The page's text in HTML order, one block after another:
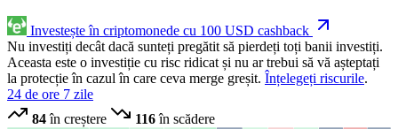
Investește în criptomonede cu 100 USD cashback
Nu investiți decât dacă sunteți pregătit să pierdeți toți banii investiți.
Aceasta este o investiție cu risc ridicat și nu ar trebui să vă așteptați
la protecție în cazul în care ceva merge greșit. Înțelegeți riscurile.
24 de ore 7 zile
84în creștere 116în scădere